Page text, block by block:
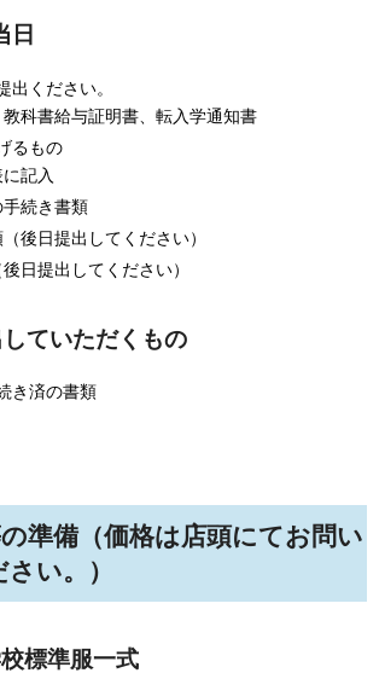
日
出ください。
科書給与証明書、転入学通知書
るもの
記入
続き書類
後日提出してください）
日提出してください）
ていただくもの
き済の書類
準備（価格は店頭にてお問い
い。）
標準服一式